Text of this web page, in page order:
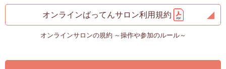
オンラインばってんサロン利用規約
オンラインサロンの規約 ～操作や参加のルール～